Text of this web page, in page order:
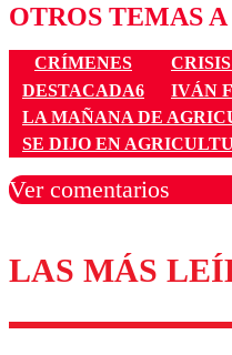
OTROS TEMAS
CRÍMENES
DESTACADA6
IVÁN
LA MAÑANA DE
SE DIJO EN
Ver comentarios
Los comentarios son
diálogo
Nombre
LAS MÁS